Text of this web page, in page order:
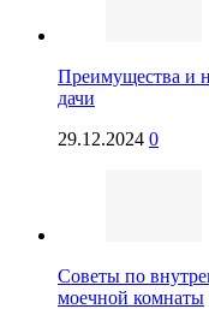
Преимущества и
дачи
29.12.2024 0
Советы по
моечной комнаты